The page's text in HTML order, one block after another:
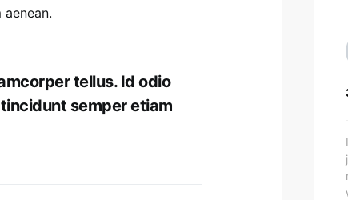
tellus. Id odio
semper etiam